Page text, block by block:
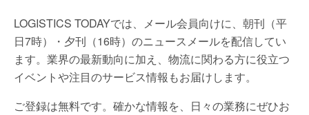
LOGISTICS TODAYでは、メール会員向けに、朝刊（平
日7時）・夕刊（16時）のニュースメールを配信してい
ます。業界の最新動向に加え、物流に関わる方に役立つ
イベントや注目のサービス情報もお届けします。
ご登録は無料です。確かな情報を、日々の業務にぜひお